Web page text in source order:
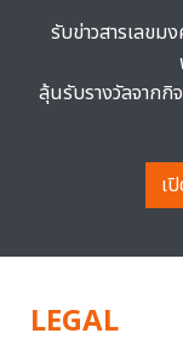
รับข่าวสารเลขม
ลุ้นรับรางวัลจากกิ
เ
LEGAL